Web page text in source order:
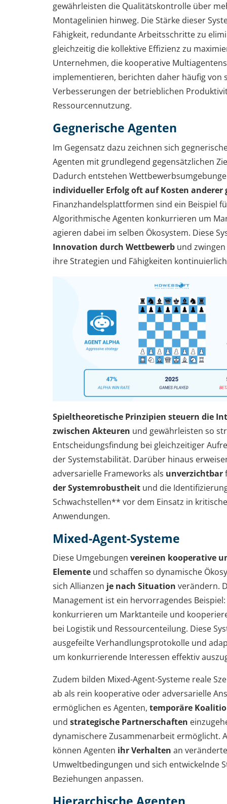
gewährleisten die Qualitätskontrolle über
Montagelinien hinweg. Die Stärke dieser
Fähigkeit, redundante Arbeitsschritte zu
gleichzeitig die kollektive Effizienz zu
Unternehmen, die kooperative
implementieren, berichten daher häufig von
Verbesserungen der betrieblichen
Ressourcennutzung.
Gegnerische Agenten
Im Gegensatz dazu zeichnen sich
Agenten mit grundlegend gegensätzlichen
Dadurch entstehen
individueller Erfolg oft auf Kosten anderer
Finanzhandelsplattformen sind ein Beispiel
Algorithmische Agenten konkurrieren um
agieren dabei im selben Ökosystem. Diese
Innovation durch Wettbewerb und
ihre Strategien und Fähigkeiten
Spieltheoretische Prinzipien steuern die
zwischen Akteuren und gewährleisten so
Entscheidungsfindung bei gleichzeitiger
der Systemstabilität. Darüber hinaus
adversarielle Frameworks als unverzichtbar
der Systemrobustheit und die
Schwachstellen** vor dem Einsatz in
Anwendungen.
Mixed-Agent-Systeme
Diese Umgebungen vereinen kooperative
Elemente und schaffen so dynamische
sich Allianzen je nach Situation verändern.
Management ist ein hervorragendes
konkurrieren um Marktanteile und
bei Logistik und Ressourcenteilung. Diese
ausgefeilte Verhandlungsprotokolle und
um konkurrierende Interessen effektiv
Zudem bilden Mixed-Agent-Systeme reale
ab als rein kooperative oder adversarielle
ermöglichen es Agenten, temporäre
und strategische Partnerschaften
dynamischere Zusammenarbeit ermöglicht.
können Agenten ihr Verhalten an veränderte
Umweltbedingungen und sich entwickelnde
Beziehungen anpassen.